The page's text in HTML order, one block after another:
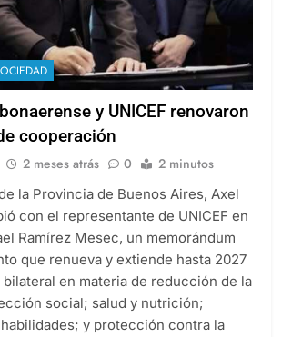
y UNICEF renovaron
cooperación
2 meses atrás 0 2 minutos
la Provincia de Buenos Aires, Axel
con el representante de UNICEF en
Ramírez Mesec, un memorándum
que renueva y extiende hasta 2027
en materia de reducción de la
social; salud y nutrición;
y protección contra la